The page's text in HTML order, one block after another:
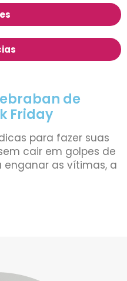
de
Friday
para fazer suas
cair em golpes de
enganar as vítimas, a